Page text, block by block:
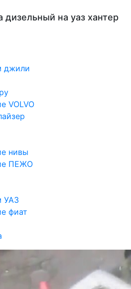
дизельный на уаз хантер
джили
VOLVO
нивы
ПЕЖО
УАЗ
фиат